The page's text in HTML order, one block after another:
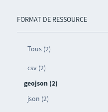
FORMAT DE RESSOURCE
Tous (2)
csv (2)
geojson (2)
json (2)